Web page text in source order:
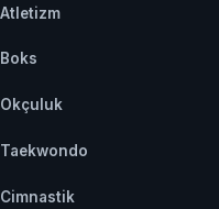
Atletizm
Boks
Okçuluk
Taekwondo
Cimnastik